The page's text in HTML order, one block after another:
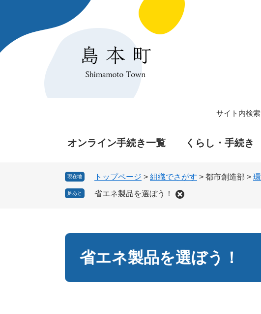
先
を
サイト内検索
オンライン手続き一覧 くらし・手続き
現在地 トップページ > 組織でさがす > 都市創造部 >
足あと 省エネ製品を選ぼう！
省エネ製品を選ぼう！